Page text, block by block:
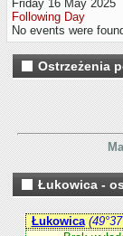
Friday 16 May 2025
Following Day
No events were
Ostrzeżenia
Łukowica -